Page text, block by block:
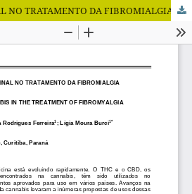
NO TRATAMENTO DA FIBROMIALGIA